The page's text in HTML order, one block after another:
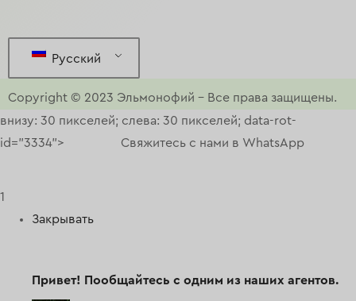
Русский
Copyright © 2023 Эльмонофий – Все права защищены.
внизу: 30 пикселей; слева: 30 пикселей; data-rot-
id="3334">
Свяжитесь с нами в WhatsApp
1
Закрывать
Привет! Пообщайтесь с одним из наших агентов.